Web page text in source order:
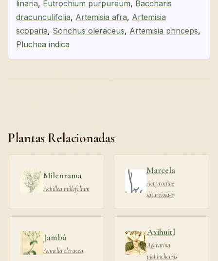
linaria, Eutrochium purpureum, Baccharis
dracunculifolia, Artemisia afra, Artemisia
scoparia, Sonchus oleraceus, Artemisia princeps,
Pluchea indica
Plantas Relacionadas
Milenrama
Achillea millefolium
Marcela
Achyrocline
satureioides
Jambú
Acmella oleracea
Axihuitl
Ageratina
pichinchensis